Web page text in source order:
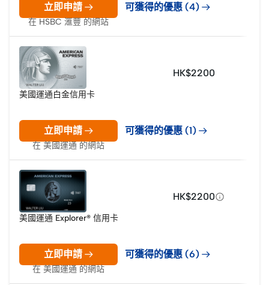
可獲得的優惠 (4)
立即申請
在 HSBC 滙豐 的網站
美國運通白金信用卡
HK$2200
可獲得的優惠 (1)
立即申請
在 美國運通 的網站
美國運通 Explorer® 信用卡
HK$2200
可獲得的優惠 (6)
立即申請
在 美國運通 的網站